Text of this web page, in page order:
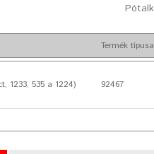
Termék típusa
1233, 535 a 1224) 92467